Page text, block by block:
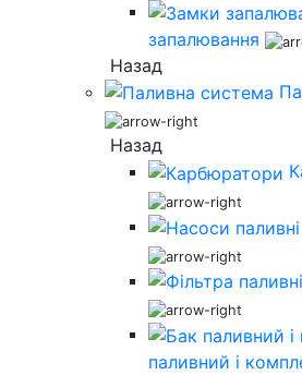
запалювання
Назад
Назад
паливний і